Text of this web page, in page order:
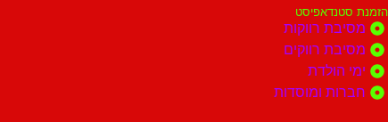
הזמנת סטנדאפיסט
מסיבת רווקות
מסיבת רווקים
ימי הולדת
חברות ומוסדות